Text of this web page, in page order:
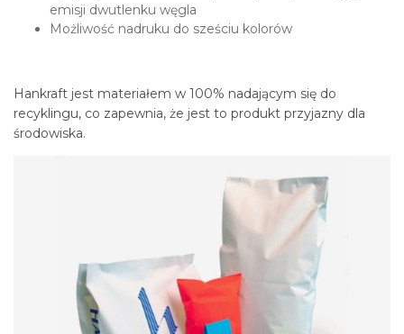
emisji dwutlenku węgla
Możliwość nadruku do sześciu kolorów
Hankraft jest materiałem w 100% nadającym się do
recyklingu, co zapewnia, że jest to produkt przyjazny dla
środowiska.